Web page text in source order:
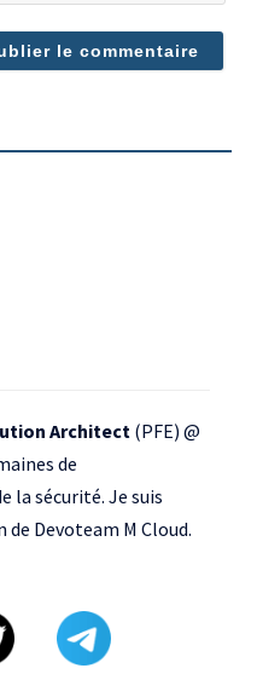
Architect (PFE) @
de
la sécurité. Je suis
de Devoteam M Cloud.